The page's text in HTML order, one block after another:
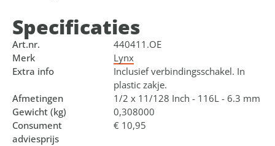
Specificaties
Art.nr.
440411.OE
Merk
Lynx
Extra info
Inclusief verbindingsschakel. In
plastic zakje.
Afmetingen
1/2 x 11/128 Inch - 116L - 6.3 mm
Gewicht (kg)
0,308000
Consument
adviesprijs
€ 10,95